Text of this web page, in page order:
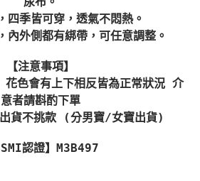
四季皆可穿，透氣不悶熱。
外側都有綁帶，可任意調整。
【注意事項】
色會有上下相反皆為正常狀況 介
意者請斟酌下單
貨不挑款 (分男寶/女寶出貨)
認證】M3B497